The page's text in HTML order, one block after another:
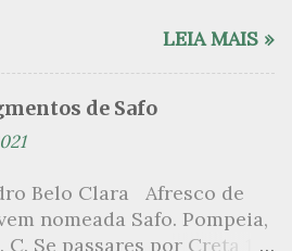
em sua própria
e findaram por revelar
intimidade o lado
um conjunto de livros
os escritores se
LEIA MAIS »
de Safo
Belo Clara Afresco de
nomeada Safo. Pompeia,
C. Se passares por Creta 1